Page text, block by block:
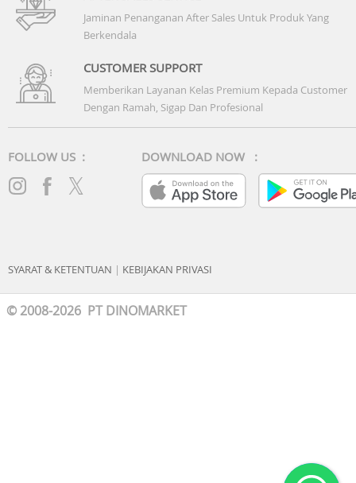
Jaminan Penanganan After Sales Untuk Produk Yang
Berkendala
CUSTOMER SUPPORT
Memberikan Layanan Kelas Premium Kepada Customer
Dengan Ramah, Sigap Dan Profesional
FOLLOW US : DOWNLOAD NOW :
SYARAT & KETENTUAN | KEBIJAKAN PRIVASI
© 2008-2026 PT DINOMARKET